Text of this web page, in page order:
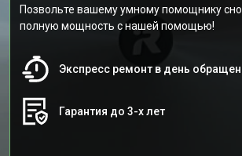
Позвольте вашему умному помощнику
полную мощность с нашей помощью!
Экспресс ремонт в день
Гарантия до 3-х лет